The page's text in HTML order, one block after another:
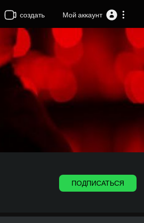
создать Мой аккаунт
ПОДПИСАТЬСЯ